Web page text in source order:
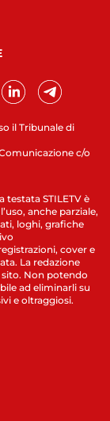
il Tribunale di
c/o
STILETV è
anche parziale,
loghi, grafiche
cover e
La redazione
Non potendo
ad eliminarli su
e oltraggiosi.